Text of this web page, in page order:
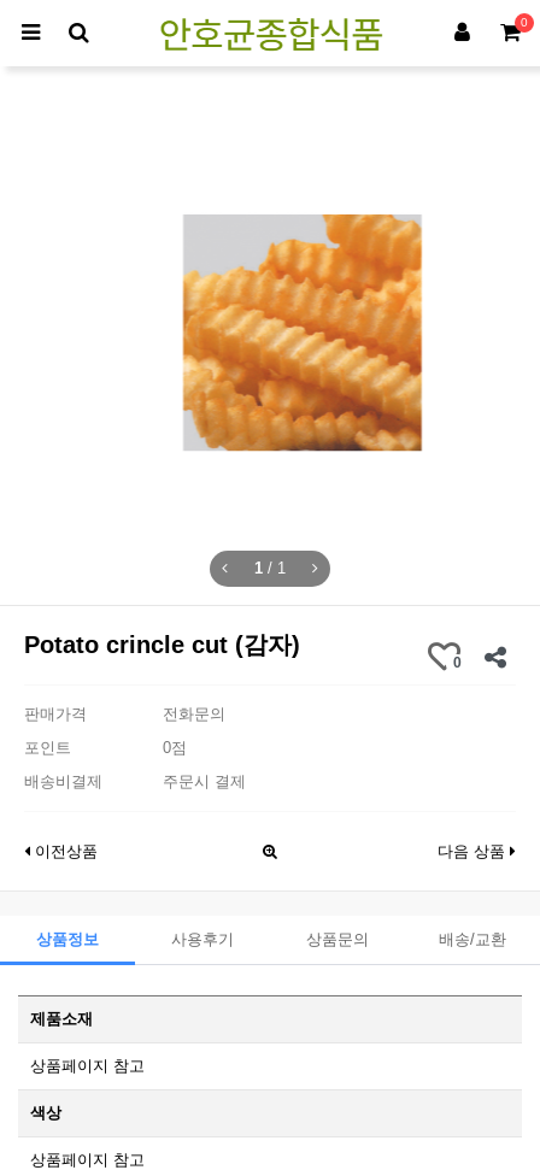
0
Potato crincle cut (감자) > 감자류
1 / 1
Potato crincle cut (감자)
0
판매가격
전화문의
포인트
0점
배송비결제
주문시 결제
이전상품 다음 상품
상품정보 사용후기 상품문의 배송/교환
제품소재
상품페이지 참고
색상
상품페이지 참고